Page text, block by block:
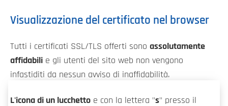
Visualizzazione del certificato nel browser
Tutti i certificati SSL/TLS offerti sono assolutamente
affidabili e gli utenti del sito web non vengono
infastiditi da nessun avviso di inaffidabilità.
L'icona di un lucchetto e con la lettera "s" presso il